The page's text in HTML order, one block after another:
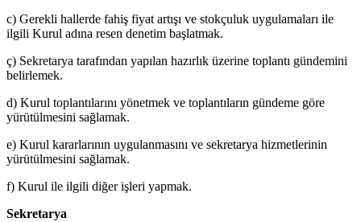
c) Gerekli hallerde fahiş fiyat artışı ve stokçuluk uygulamaları ile
ilgili Kurul adına resen denetim başlatmak.
ç) Sekretarya tarafından yapılan hazırlık üzerine toplantı gündemini
belirlemek.
d) Kurul toplantılarını yönetmek ve toplantıların gündeme göre
yürütülmesini sağlamak.
e) Kurul kararlarının uygulanmasını ve sekretarya hizmetlerinin
yürütülmesini sağlamak.
f) Kurul ile ilgili diğer işleri yapmak.
Sekretarya